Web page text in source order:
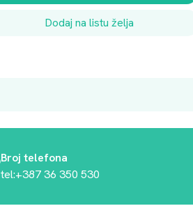
Dodaj na listu želja
Broj telefona
tel:+387 36 350 530